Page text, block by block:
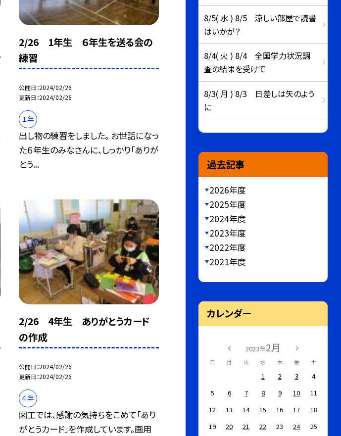
2/26 1年生 ６年生を送る会の
練習
公開日 2024/02/26
更新日 2024/02/26
１年
出し物の練習をしました。 お世話になっ
た６年生のみなさんに、しっかり「ありが
とう...
2/26 4年生 ありがとうカード
の作成
公開日 2024/02/26
更新日 2024/02/26
４年
図工では、感謝の気持ちをこめて「あり
がとうカード」を作成しています。画用
8/5( 水 ) 8/5 涼しい部屋で読書
はいかが？
8/4( 火 ) 8/4 全国学力状況調
査の結果を受けて
8/3( 月 ) 8/3 日差しは矢のよう
に
過去記事
2026年度
2025年度
2024年度
2023年度
2022年度
2021年度
カレンダー
2023年2月
日 月 火 水 木 金 土
1 2 3
4
5
6 7 8 9 10
11
12
13 14 15 16 17
18
19
20 21 22 23 24
25